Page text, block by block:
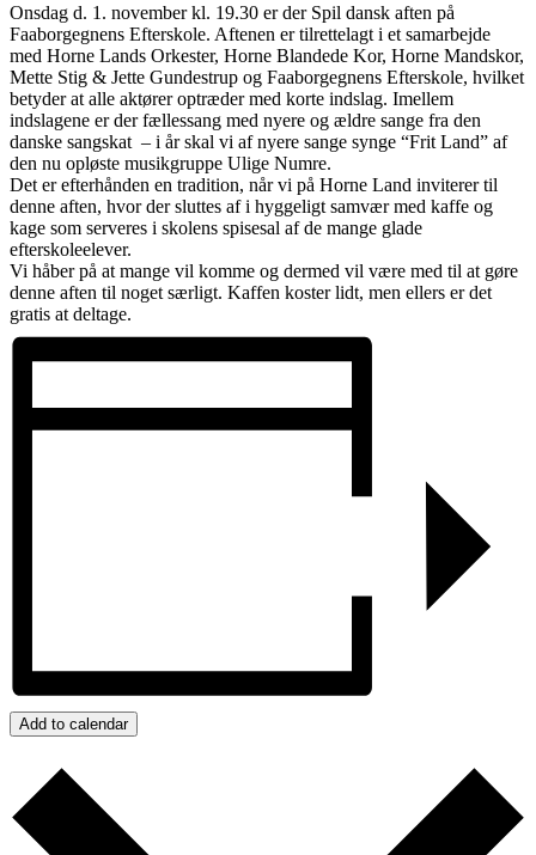
Onsdag d. 1. november kl. 19.30 er der Spil dansk aften på
Faaborgegnens Efterskole. Aftenen er tilrettelagt i et samarbejde
med Horne Lands Orkester, Horne Blandede Kor, Horne Mandskor,
Mette Stig & Jette Gundestrup og Faaborgegnens Efterskole, hvilket
betyder at alle aktører optræder med korte indslag. Imellem
indslagene er der fællessang med nyere og ældre sange fra den
danske sangskat – i år skal vi af nyere sange synge “Frit Land” af
den nu opløste musikgruppe Ulige Numre.
Det er efterhånden en tradition, når vi på Horne Land inviterer til
denne aften, hvor der sluttes af i hyggeligt samvær med kaffe og
kage som serveres i skolens spisesal af de mange glade
efterskoleelever.
Vi håber på at mange vil komme og dermed vil være med til at gøre
denne aften til noget særligt. Kaffen koster lidt, men ellers er det
gratis at deltage.
Add to calendar